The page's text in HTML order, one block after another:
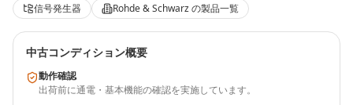
信号発生器 Rohde & Schwarzの製品一覧
中古コンディション概要
動作確認
出荷前に通電・基本機能の確認を実施しています。